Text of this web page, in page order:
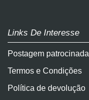
Links De Interesse
Postagem patrocinada
Termos e Condições
Política de devolução